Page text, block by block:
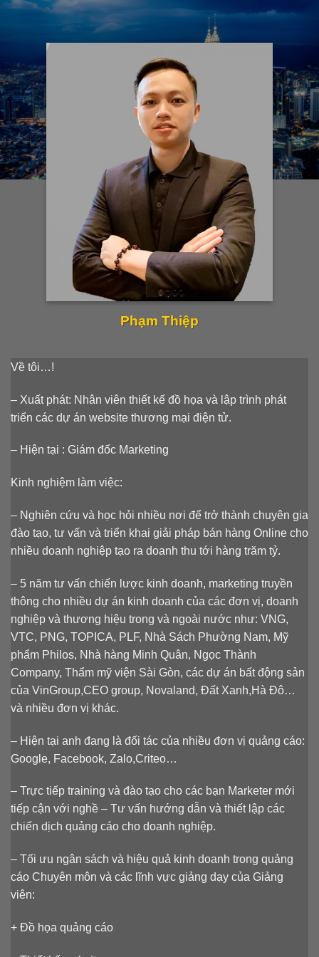
Phạm Thiệp
Về tôi…!
– Xuất phát: Nhân viên thiết kế đồ họa và lập trình phát
triển các dự án website thương mại điện tử.
– Hiện tại : Giám đốc Marketing
Kinh nghiệm làm việc:
– Nghiên cứu và học hỏi nhiều nơi để trở thành chuyên gia
đào tạo, tư vấn và triển khai giải pháp bán hàng Online cho
nhiều doanh nghiệp tạo ra doanh thu tới hàng trăm tỷ.
– 5 năm tư vấn chiến lược kinh doanh, marketing truyền
thông cho nhiều dự án kinh doanh của các đơn vị, doanh
nghiệp và thương hiệu trong và ngoài nước như: VNG,
VTC, PNG, TOPICA, PLF, Nhà Sách Phường Nam, Mỹ
phẩm Philos, Nhà hàng Minh Quân, Ngọc Thành
Company, Thẩm mỹ viện Sài Gòn, các dự án bất động sản
của VinGroup,CEO group, Novaland, Đất Xanh,Hà Đô…
và nhiều đơn vị khác.
– Hiện tại anh đang là đối tác của nhiều đơn vị quảng cáo:
Google, Facebook, Zalo,Criteo…
– Trực tiếp training và đào tạo cho các bạn Marketer mới
tiếp cận với nghề – Tư vấn hướng dẫn và thiết lập các
chiến dịch quảng cáo cho doanh nghiệp.
– Tối ưu ngân sách và hiệu quả kinh doanh trong quảng
cáo Chuyên môn và các lĩnh vực giảng dạy của Giảng
viên:
+ Đồ họa quảng cáo